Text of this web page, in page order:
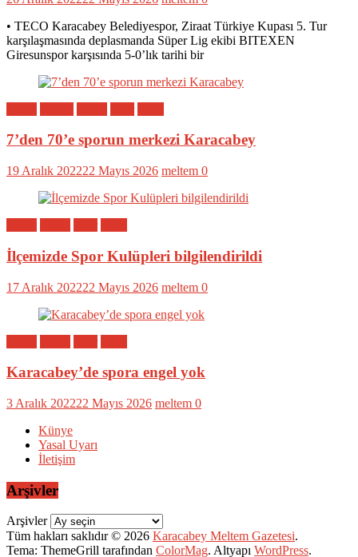
• TECO Karacabey Belediyespor, Ziraat Türkiye Kupası 5. Tur
karşılaşmasında deplasmanda Süper Lig ekibi BITEXEN
Giresunspor karşısında 5-0’lık tarihi bir
7’den 70’e sporun merkezi Karacabey
19 Aralık 202222 Mayıs 2026 meltem 0
İlçemizde Spor Kulüpleri bilgilendirildi
17 Aralık 202222 Mayıs 2026 meltem 0
Karacabey’de spora engel yok
3 Aralık 202222 Mayıs 2026 meltem 0
Künye
Yasal Uyarı
İletişim
Arşivler
Arşivler
Tüm hakları saklıdır © 2026 Karacabey Meltem Gazetesi.
Tema: ThemeGrill tarafından ColorMag. Altyapı WordPress.